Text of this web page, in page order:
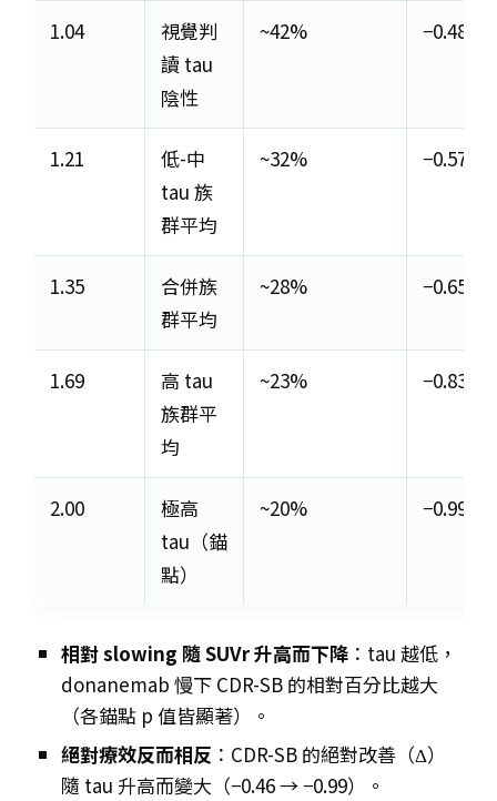
1.04
視覺判
讀 tau
陰性
~42% −0.48
1.21
低-中
tau 族
群平均
~32% −0.57
1.35
合併族
群平均
~28% −0.65
1.69
高 tau
族群平
均
~23% −0.83
2.00
極高
tau（錨
點）
~20% −0.99
相對 slowing 隨 SUVr 升高而下降 ：tau 越低，
donanemab 慢下 CDR-SB 的相對百分比越大
（各錨點 p 值皆顯著）。
絕對療效反而相反 ：CDR-SB 的絕對改善（Δ）
隨 tau 升高而變大（−0.46 → −0.99）。